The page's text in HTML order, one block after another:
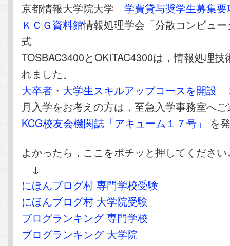
京都情報大学院大学学費貸与奨学生募集要
ＫＣＧ資料館情報処理学会「分散コンピュ
式
TOSBAC3400とOKITAC4300は，情報処理
れました。
大卒者・大学生スキルアップコースを開設
月入学をお考えの方は，至急入学事務室へ
KCG校友会機関誌「アキューム１７号」
を
よかったら，ここをポチッと押してください
↓
にほんブログ村 専門学校受験
にほんブログ村 大学院受験
ブログランキング 専門学校
ブログランキング 大学院